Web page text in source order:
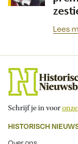
Lees
Schrijf je in voor
HISTORISCH